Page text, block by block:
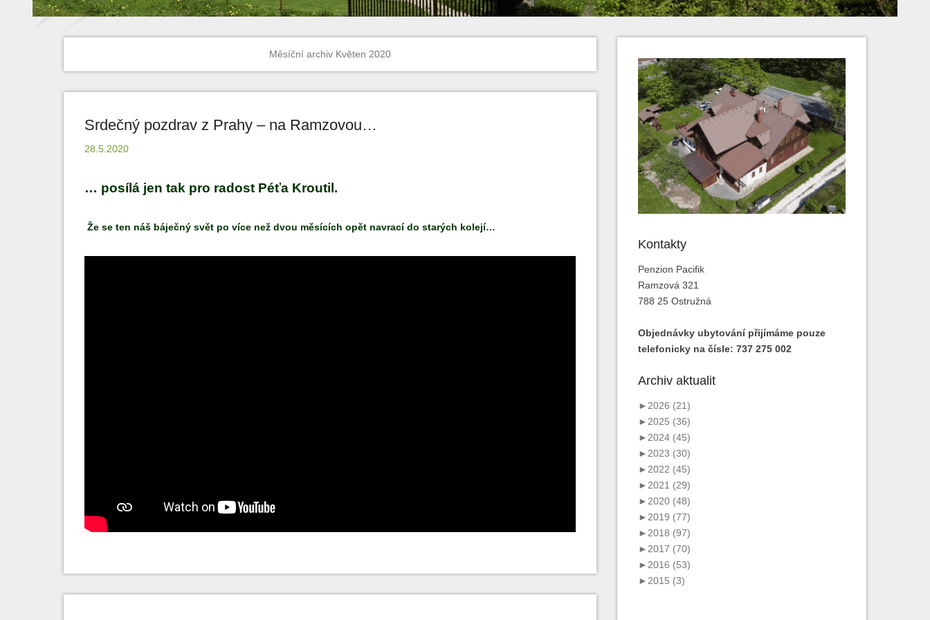
Měsíční archiv Květen 2020
Srdečný pozdrav z Prahy – na Ramzovou…
28.5.2020
… posílá jen tak pro radost Péťa Kroutil.
Že se ten náš báječný svět po více než dvou měsících opět navrací do starých kolejí…
Kontakty
Penzion Pacifik
Ramzová 321
788 25 Ostružná
Objednávky ubytování přijímáme pouze
telefonicky na čísle: 737 275 002
Archiv aktualit
► 2026 (21)
► 2025 (36)
► 2024 (45)
► 2023 (30)
► 2022 (45)
► 2021 (29)
► 2020 (48)
► 2019 (77)
► 2018 (97)
► 2017 (70)
► 2016 (53)
► 2015 (3)